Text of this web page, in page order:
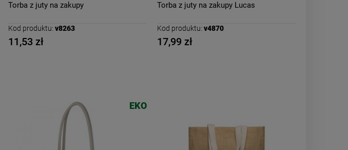
Torba z juty na zakupy
Kod produktu: v8263
11,53 zł
Torba z juty na zakupy Lucas
Kod produktu: v4870
17,99 zł
EKO